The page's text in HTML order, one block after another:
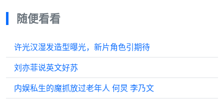
随便看看
许光汉湿发造型曝光，新片角色引期待
刘亦菲说英文好苏
内娱私生的魔抓放过老年人 何炅 李乃文